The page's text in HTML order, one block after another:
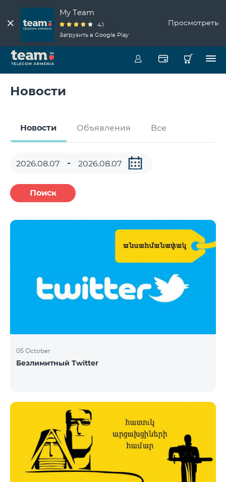
My Team
4.1
Загрузить в Google Play
Просмотреть
Новости
Новости Объявления Все
Поиск
05 October
Безлимитный Twitter